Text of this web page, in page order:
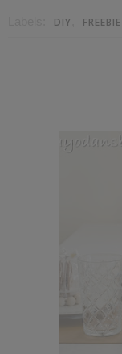
DIY FREEBIE